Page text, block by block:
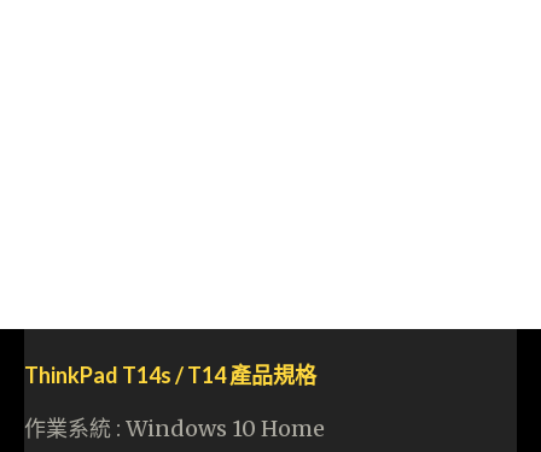
ThinkPad T14s / T14 產品規格
作業系統 : Windows 10 Home